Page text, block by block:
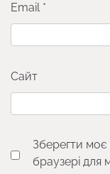
Email *
Сайт
Зберегти моє
браузері для